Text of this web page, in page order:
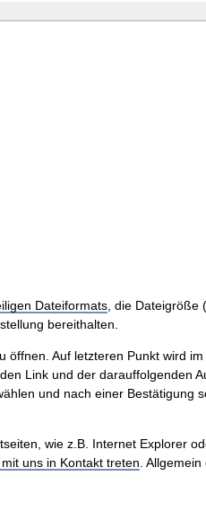
Dateiformats , die
bereithalten.
öffnen. Auf letzteren Punkt wird
Link und der darauffolgenden
und nach einer Bestätigung
wie z.B. Internet Explorer
uns in Kontakt treten .